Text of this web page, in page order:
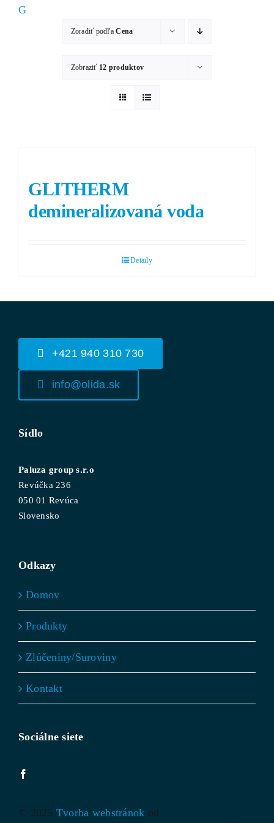
G
Zoradiť podľaCena
Zobraziť 12 produktov
GLITHERM
demineralizovaná voda
Detaily
+421 940 310 730
info@olida.sk
Sídlo
Paluza group s.r.o
Revúčka 236
050 01 Revúca
Slovensko
Odkazy
Domov
Produkty
Zlúčeniny/Suroviny
Kontakt
Sociálne siete
© 2025 Tvorba webstránok od